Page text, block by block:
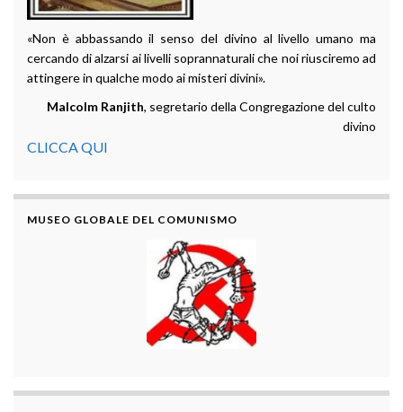
«Non è abbassando il senso del divino al livello umano ma
cercando di alzarsi ai livelli soprannaturali che noi riusciremo ad
attingere in qualche modo ai misteri divini».
Malcolm Ranjith, segretario della Congregazione del culto
divino
CLICCA QUI
MUSEO GLOBALE DEL COMUNISMO